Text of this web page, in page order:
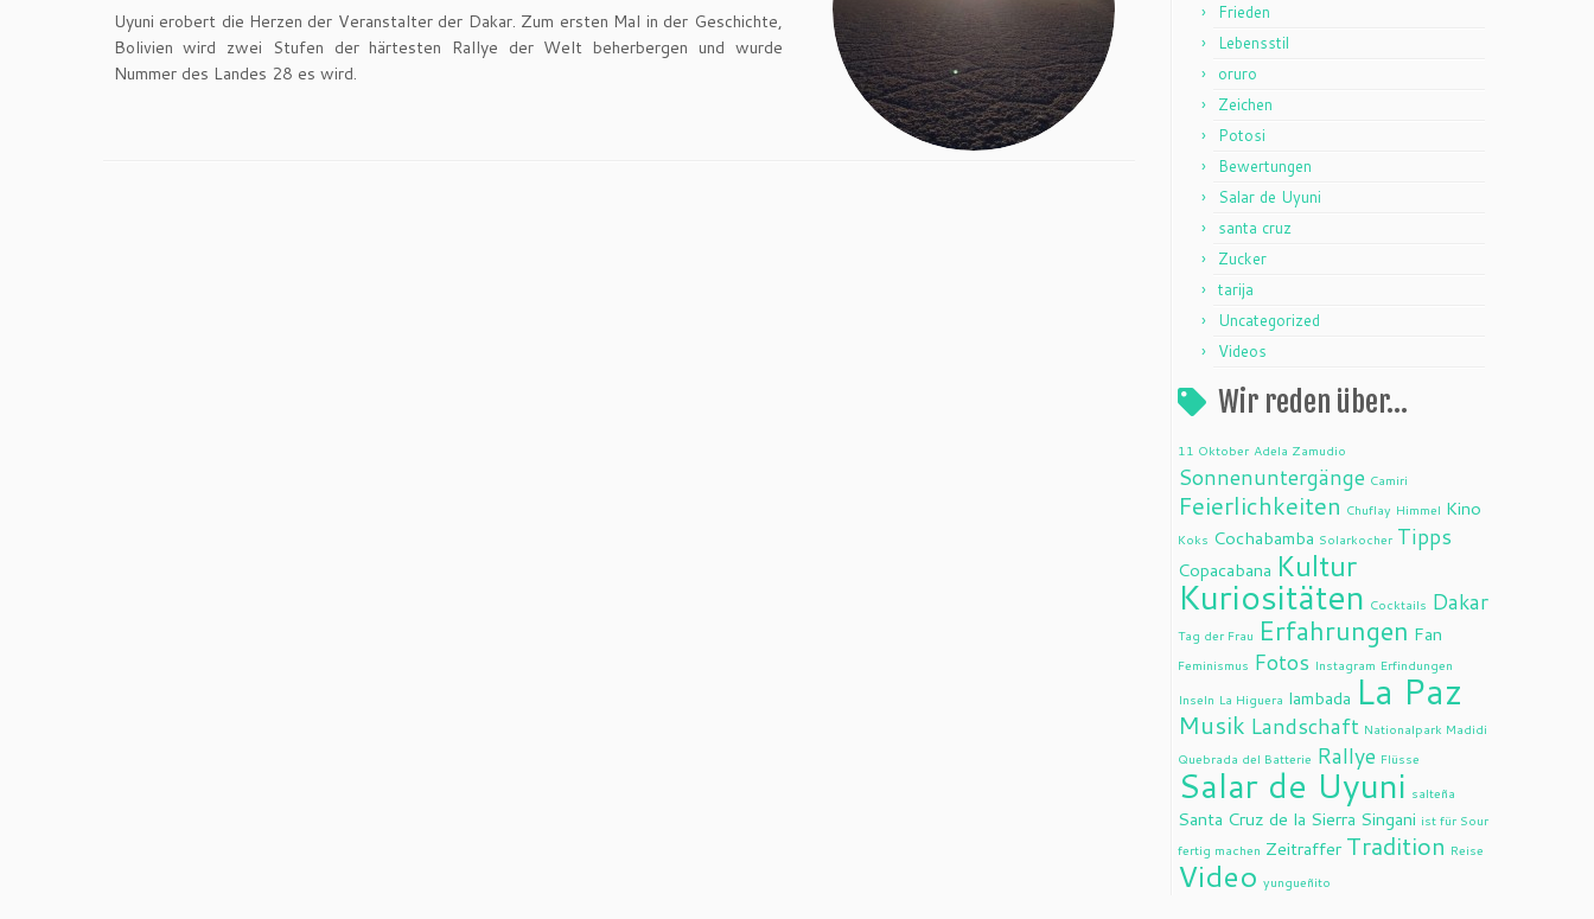
Uyuni erobert die Herzen der Veranstalter der Dakar. Zum ersten Mal in der Geschichte,
Bolivien wird zwei Stufen der härtesten Rallye der Welt beherbergen und wurde
Nummer des Landes 28 es wird.
Frieden
Lebensstil
oruro
Zeichen
Potosi
Bewertungen
Salar de Uyuni
santa cruz
Zucker
tarija
Uncategorized
Videos
Wir reden über…
11 Oktober Adela Zamudio
Sonnenuntergänge Camiri
Feierlichkeiten Chuflay Himmel Kino
Koks Cochabamba Solarkocher Tipps
Copacabana Kultur
Kuriositäten Cocktails Dakar
Tag der Frau Erfahrungen Fan
Feminismus Fotos Instagram Erfindungen
Inseln La Higuera lambada La Paz
Musik Landschaft Nationalpark Madidi
Quebrada del Batterie Rallye Flüsse
Salar de Uyuni salteña
Santa Cruz de la Sierra Singani ist für Sour
fertig machen Zeitraffer Tradition Reise
Video yungueñito